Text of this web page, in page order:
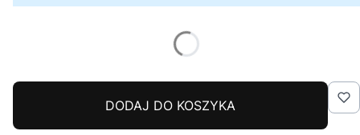
DODAJ DO KOSZYKA